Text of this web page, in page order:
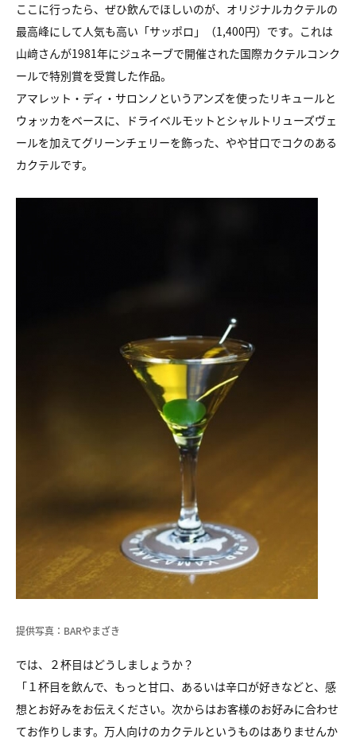
ここに行ったら、ぜひ飲んでほしいのが、オリジナルカクテルの
最高峰にして人気も高い「サッポロ」（1,400円）です。これは
山﨑さんが1981年にジュネーブで開催された国際カクテルコンク
ールで特別賞を受賞した作品。
アマレット・ディ・サロンノというアンズを使ったリキュールと
ウォッカをベースに、ドライベルモットとシャルトリューズヴェ
ールを加えてグリーンチェリーを飾った、やや甘口でコクのある
カクテルです。
提供写真：BARやまざき
では、２杯目はどうしましょうか？
「１杯目を飲んで、もっと甘口、あるいは辛口が好きなどと、感
想とお好みをお伝えください。次からはお客様のお好みに合わせ
てお作りします。万人向けのカクテルというものはありませんか